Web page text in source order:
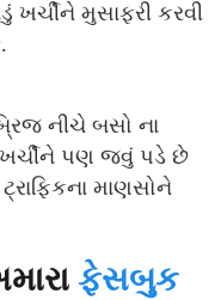
મુસાફરી કરવી
નીચે બસો ના
ખર્ચીને પણ જવું પડે છે
માણસોને
ફેસબુક